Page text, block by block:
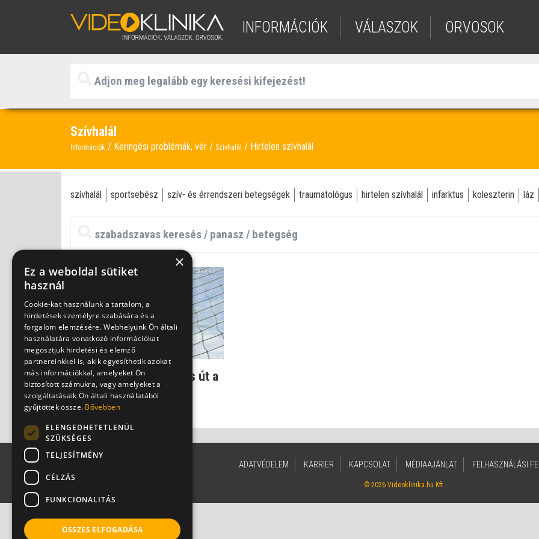
INFORMÁCIÓK VÁLASZOK ORVOSOK
Szívhalál
Információk Keringési problémák, vér Szívhalál Hirtelen szívhalál
szívhalál sportsebész szív- és érrendszeri betegségek traumatológus hirtelen szívhalál infarktus koleszterin láz
Sport láz után: egyenes út a
hirtelen szívhalálhoz
Dr. Knoll Zsolt PhD
ADATVÉDELEM KARRIER KAPCSOLAT MÉDIAAJÁNLAT FELHASZNÁLÁSI
© 2026 Videoklinika.hu Kft.
×
Ez a weboldal sütiket
használ
Cookie-kat használunk a tartalom, a
hirdetések személyre szabására és a
forgalom elemzésére. Webhelyünk Ön általi
használatára vonatkozó információkat
megosztjuk hirdetési és elemző
partnereinkkel is, akik egyesíthetik azokat
más információkkal, amelyeket Ön
biztosított számukra, vagy amelyeket a
szolgáltatásaik Ön általi használatából
gyűjtöttek össze. Bővebben
ELENGEDHETETLENÜL
SZÜKSÉGES
TELJESÍTMÉNY
CÉLZÁS
FUNKCIONALITÁS
ÖSSZES ELFOGADÁSA